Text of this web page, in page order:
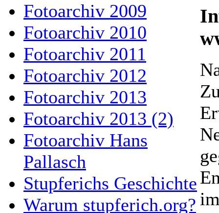
Fotoarchiv 2009
Fotoarchiv 2010
Fotoarchiv 2011
Fotoarchiv 2012
Fotoarchiv 2013
Fotoarchiv 2013 (2)
Fotoarchiv Hans
Pallasch
Stupferichs Geschichte
Warum stupferich.org?